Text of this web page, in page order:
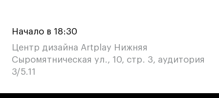
Начало в 18:30
Центр дизайна Artplay Нижняя
Сыромятническая ул., 10, стр. 3, аудитория
3/5.11